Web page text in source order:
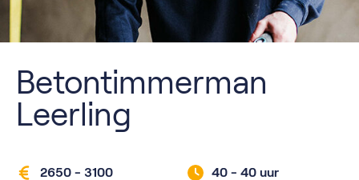
Betontimmerman
Leerling
2650 - 3100 40 - 40 uur